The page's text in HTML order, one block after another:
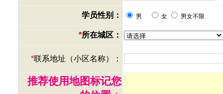
学员性别： 男 女 男女不限
*所在城区：
*联系地址（小区名称）：
推荐使用地图标记您